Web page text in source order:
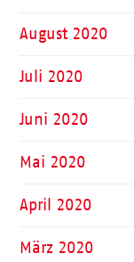
August 2020
Juli 2020
Juni 2020
Mai 2020
April 2020
März 2020